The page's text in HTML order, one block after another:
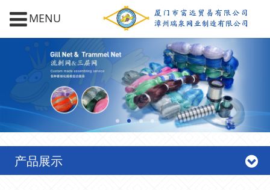
MENU
产品展示